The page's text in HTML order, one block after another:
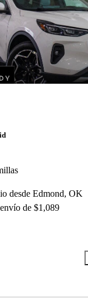
desde Edmond, OK
de $1,089